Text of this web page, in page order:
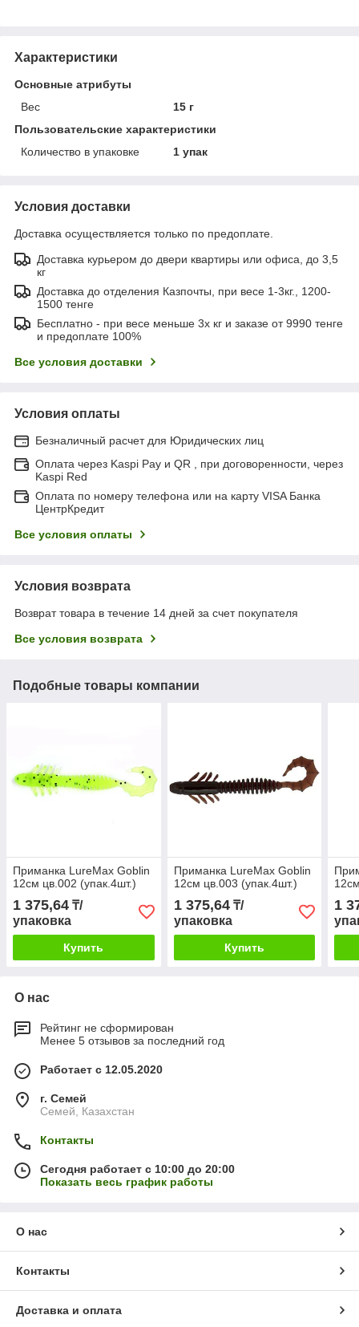
Характеристики
Основные атрибуты
Вес
15 г
Пользовательские характеристики
Количество в упаковке
1 упак
Условия доставки
Доставка осуществляется только по предоплате.
Доставка курьером до двери квартиры или офиса, до 3,5
кг
Доставка до отделения Казпочты, при весе 1-3кг., 1200-
1500 тенге
Бесплатно - при весе меньше 3х кг и заказе от 9990 тенге
и предоплате 100%
Все условия доставки
Условия оплаты
Безналичный расчет для Юридических лиц
Оплата через Kaspi Pay и QR , при договоренности, через
Kaspi Red
Оплата по номеру телефона или на карту VISA Банка
ЦентрКредит
Все условия оплаты
Условия возврата
Возврат товара в течение 14 дней за счет покупателя
Все условия возврата
Подобные товары компании
Приманка LureMax Goblin
12см цв.002 (упак.4шт.)
1 375,64 ₸/
упаковка
Купить
Приманка LureMax Goblin
12см цв.003 (упак.4шт.)
1 375,64₸/
упаковка
Купить
1
О нас
Рейтинг не сформирован
Менее 5 отзывов за последний год
Работает с 12.05.2020
г. Семей
Семей, Казахстан
Контакты
Сегодня работает с 10:00 до 20:00
Показать весь график работы
О нас
Контакты
Доставка и оплата